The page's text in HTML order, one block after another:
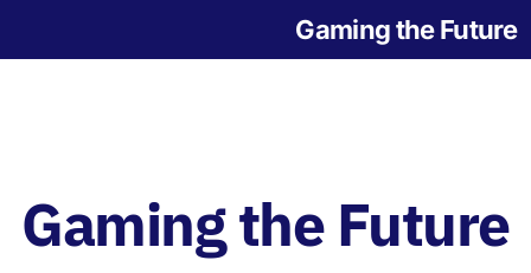
Gaming the Future
Gaming the Future